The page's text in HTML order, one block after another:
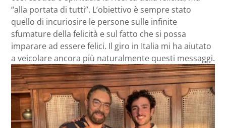
“alla portata di tutti”. L’obiettivo è sempre stato
quello di incuriosire le persone sulle infinite
sfumature della felicità e sul fatto che si possa
imparare ad essere felici. Il giro in Italia mi ha aiutato
a veicolare ancora più naturalmente questi messaggi.